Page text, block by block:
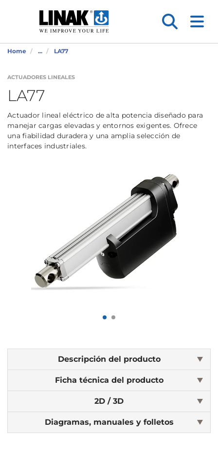
Home ... LA77
ACTUADORES LINEALES
LA77
Actuador lineal eléctrico de alta potencia diseñado para
manejar cargas elevadas y entornos exigentes. Ofrece
una fiabilidad duradera y una amplia selección de
interfaces industriales.
Descripción del producto
Ficha técnica del producto
2D / 3D
Diagramas, manuales y folletos